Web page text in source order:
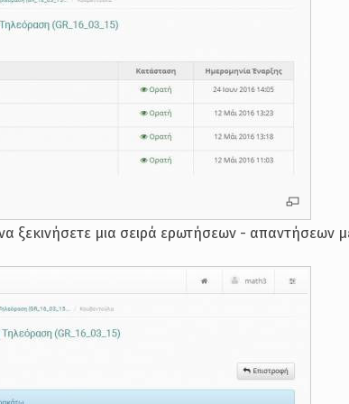
ξεκινήσετε μια σειρά ερωτήσεων - απαντήσεων